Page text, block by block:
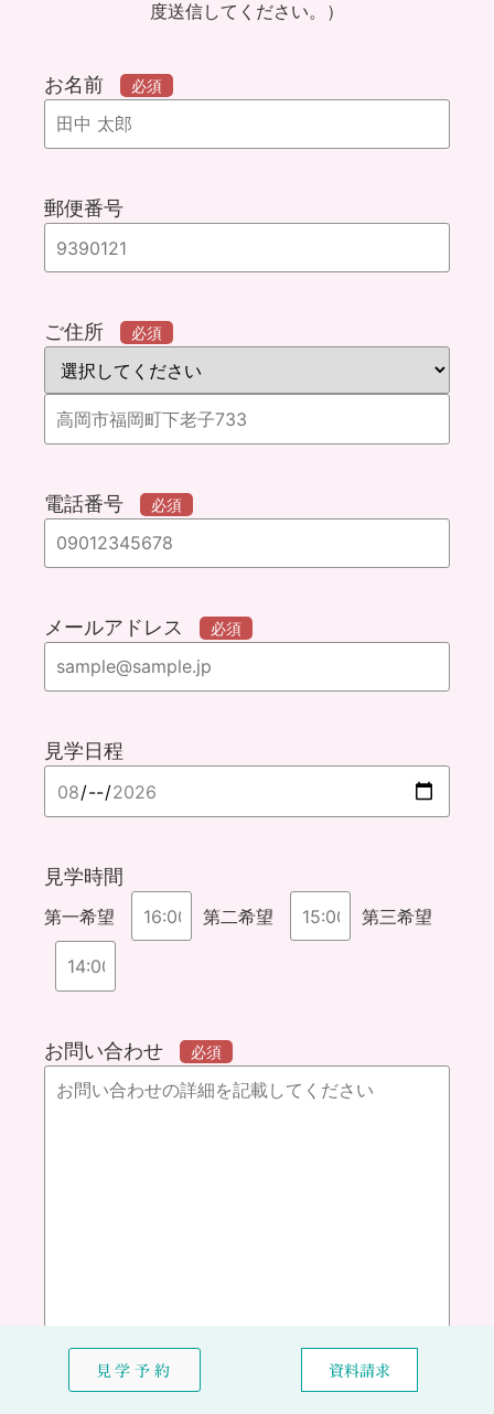
度送信してください。）
お名前 必須
郵便番号
ご住所 必須
電話番号 必須
メールアドレス 必須
見学日程
見学時間
第一希望 第二希望 第三希望
お問い合わせ 必須
見学予約 資料請求